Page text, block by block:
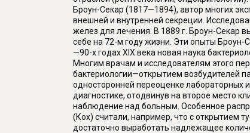
Броун-Секар (1817—1894), автор многих
внешней и внутренней секреции.
желез для лечения. В 1889 г. Броун-Секар
себе на 72-м году жизни. Эти опыты Броун-
—90-х годах XIX века новая наука
Многим врачам и исследователям этого
бактериологии—открытием возбудителей
односторонней переоценке лабораторных
диагностике, отодвинув на второе место
наблюдение над больным. Особенное
(Кох) считали, например, что с открытием
достаточно выработать надлежащее